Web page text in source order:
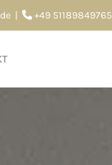
|  +49 51189849765